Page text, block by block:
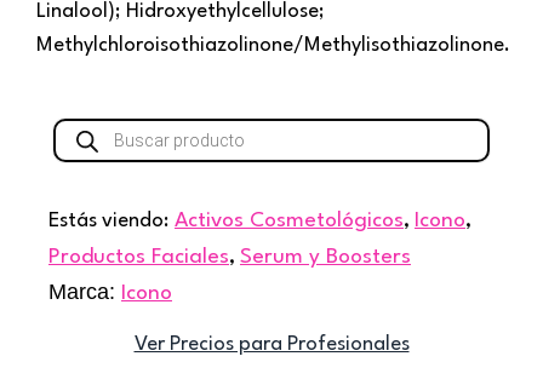
Linalool); Hidroxyethylcellulose;
Methylchloroisothiazolinone/Methylisothiazolinone.
Búsqueda
de
Estás viendo: Activos Cosmetológicos, Icono,
Productos Faciales, Serum y Boosters
Marca: Icono
Ver Precios para Profesionales